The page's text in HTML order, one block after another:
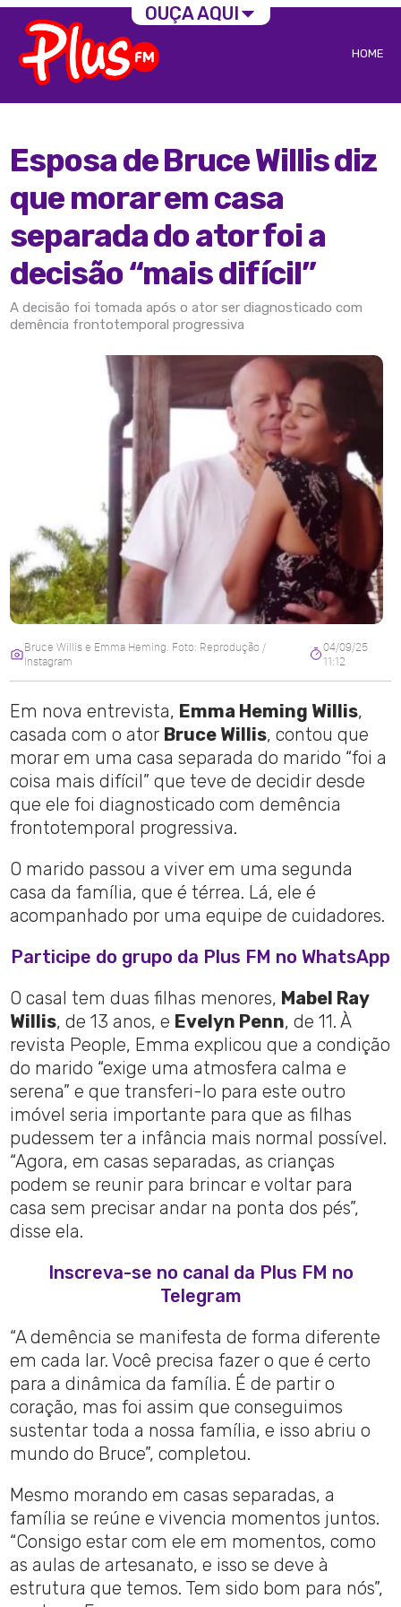
HOME
Esposa de Bruce Willis diz
que morar em casa
separada do ator foi a
decisão “mais difícil”
A decisão foi tomada após o ator ser diagnosticado com
demência frontotemporal progressiva
Bruce Willis e Emma Heming. Foto: Reprodução /
Instagram
04/09/25
11:12
Em nova entrevista, Emma Heming Willis,
casada com o ator Bruce Willis, contou que
morar em uma casa separada do marido “foi a
coisa mais difícil” que teve de decidir desde
que ele foi diagnosticado com demência
frontotemporal progressiva.
O marido passou a viver em uma segunda
casa da família, que é térrea. Lá, ele é
acompanhado por uma equipe de cuidadores.
Participe do grupo da Plus FM no WhatsApp
O casal tem duas filhas menores, Mabel Ray
Willis, de 13 anos, e Evelyn Penn, de 11. À
revista People, Emma explicou que a condição
do marido “exige uma atmosfera calma e
serena” e que transferi-lo para este outro
imóvel seria importante para que as filhas
pudessem ter a infância mais normal possível.
“Agora, em casas separadas, as crianças
podem se reunir para brincar e voltar para
casa sem precisar andar na ponta dos pés”,
disse ela.
Inscreva-se no canal da Plus FM no
Telegram
“A demência se manifesta de forma diferente
em cada lar. Você precisa fazer o que é certo
para a dinâmica da família. É de partir o
coração, mas foi assim que conseguimos
sustentar toda a nossa família, e isso abriu o
mundo do Bruce”, completou.
Mesmo morando em casas separadas, a
família se reúne e vivencia momentos juntos.
“Consigo estar com ele em momentos, como
as aulas de artesanato, e isso se deve à
estrutura que temos. Tem sido bom para nós”,
OUÇA AQUI